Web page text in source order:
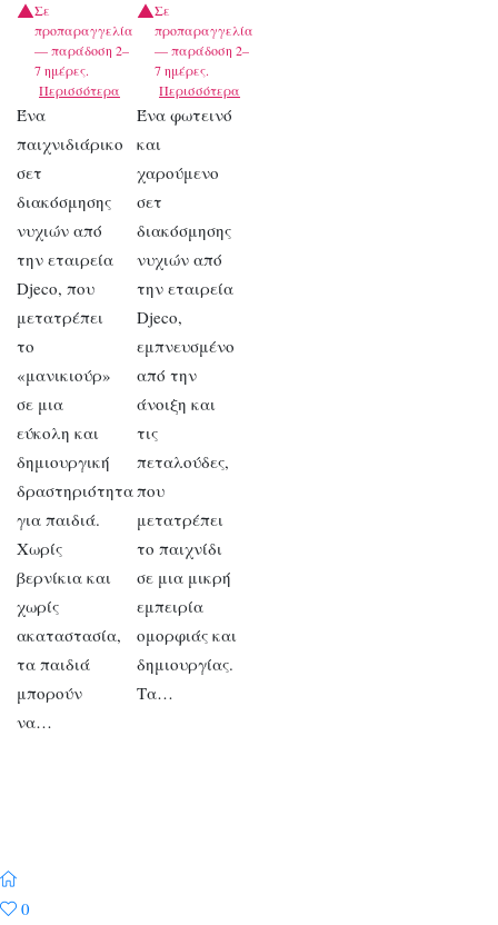
Σε
προπαραγγελία
— παράδοση 2–
7 ημέρες.
Περισσότερα
Ένα
παιχνιδιάρικο
σετ
διακόσμησης
νυχιών από
την εταιρεία
Djeco, που
μετατρέπει
το
«μανικιούρ»
σε μια
εύκολη και
δημιουργική
δραστηριότητα
για παιδιά.
Χωρίς
βερνίκια και
χωρίς
ακαταστασία,
τα παιδιά
μπορούν
να…
Σε
προπαραγγελία
— παράδοση 2–
7 ημέρες.
Περισσότερα
Ένα φωτεινό
και
χαρούμενο
σετ
διακόσμησης
νυχιών από
την εταιρεία
Djeco,
εμπνευσμένο
από την
άνοιξη και
τις
πεταλούδες,
που
μετατρέπει
το παιχνίδι
σε μια μικρή
εμπειρία
ομορφιάς και
δημιουργίας.
Τα…
0